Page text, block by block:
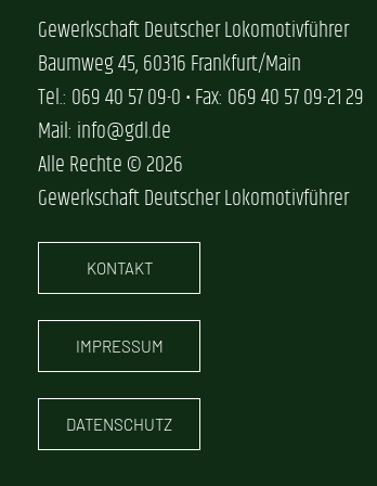
Gewerkschaft Deutscher Lokomotivführer
Baumweg 45, 60316 Frankfurt/Main
Tel.: 069 40 57 09-0 • Fax: 069 40 57 09-21 29
Mail: info@gdl.de
Alle Rechte © 2026
Gewerkschaft Deutscher Lokomotivführer
KONTAKT
IMPRESSUM
DATENSCHUTZ